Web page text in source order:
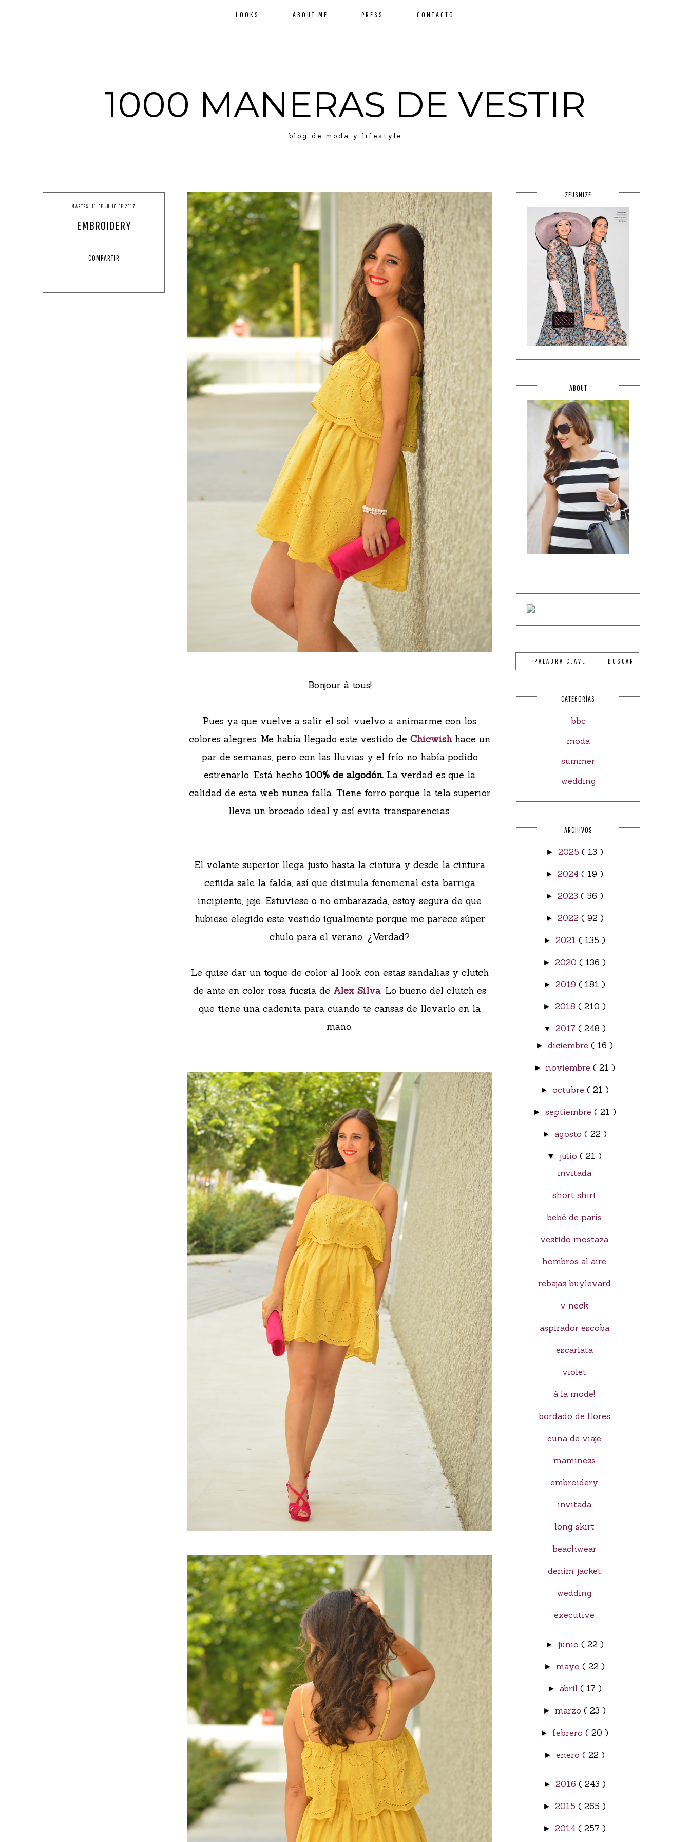
1000 MANERAS DE VESTIR
blog de moda y lifestyle
LOOKS ABOUT ME PRESS CONTACTO
MARTES, 11 DE JULIO DE 2017
EMBROIDERY
COMPARTIR
Bonjour à tous!
Pues ya que vuelve a salir el sol, vuelvo a animarme con los
colores alegres. Me había llegado este vestido deChicwish hace un
par de semanas, pero con las lluvias y el frío no había podido
estrenarlo. Está hecho100% de algodón. La verdad es que la
calidad de esta web nunca falla. Tiene forro porque la tela superior
lleva un brocado ideal y así evita transparencias.
El volante superior llega justo hasta la cintura y desde la cintura
ceñida sale la falda, así que disimula fenomenal esta barriga
incipiente, jeje. Estuviese o no embarazada, estoy segura de que
hubiese elegido este vestido igualmente porque me parece súper
chulo para el verano. ¿Verdad?
Le quise dar un toque de color al look con estas sandalias y clutch
de ante en color rosa fucsia de Alex Silva. Lo bueno del clutch es
que tiene una cadenita para cuando te cansas de llevarlo en la
mano.
ZEUSNIZE
ABOUT
CATEGORÍAS
bbc
moda
summer
wedding
ARCHIVOS
► 2025 ( 13 )
►2024( 19 )
►2023( 56 )
► 2022 ( 92 )
►2021( 135 )
►2020( 136 )
►2019( 181 )
►2018( 210 )
▼ 2017 ( 248 )
►diciembre( 16 )
► noviembre( 21 )
► octubre ( 21 )
► septiembre ( 21 )
► agosto ( 22 )
▼ julio( 21 )
invitada
short shirt
bebé de parís
vestido mostaza
hombros al aire
rebajas buylevard
v neck
aspirador escoba
escarlata
violet
à la mode!
bordado de flores
cuna de viaje
maminess
embroidery
invitada
long skirt
beachwear
denim jacket
wedding
executive
► junio ( 22 )
►mayo( 22 )
► abril ( 17 )
►marzo( 23 )
► febrero( 20 )
►enero( 22 )
► 2016 ( 243 )
►2015( 265 )
►2014( 257 )